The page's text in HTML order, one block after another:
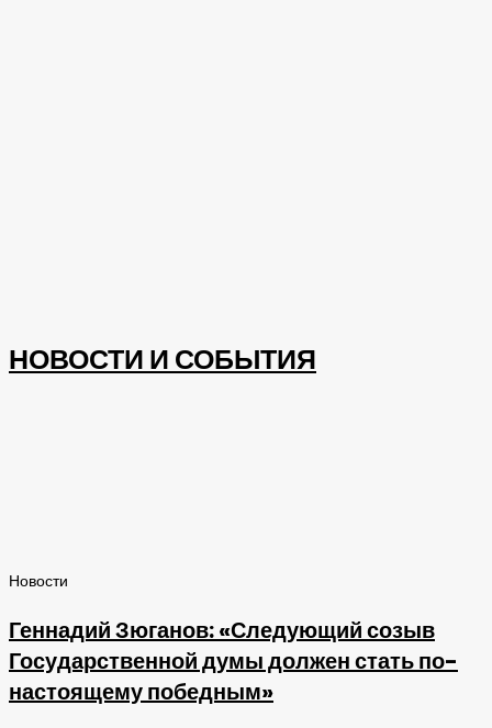
НОВОСТИ И СОБЫТИЯ
Новости
Геннадий Зюганов: «Следующий созыв
Государственной думы должен стать по-
настоящему победным»